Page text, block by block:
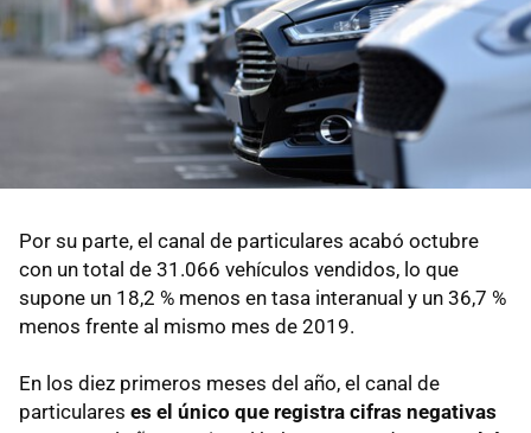
Por su parte, el canal de particulares acabó octubre
con un total de 31.066 vehículos vendidos, lo que
supone un 18,2 % menos en tasa interanual y un 36,7 %
menos frente al mismo mes de 2019.
En los diez primeros meses del año, el canal de
particulares es el único que registra cifras negativas